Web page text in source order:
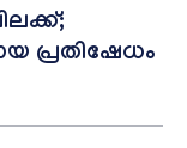
പ്രതിഷേധം